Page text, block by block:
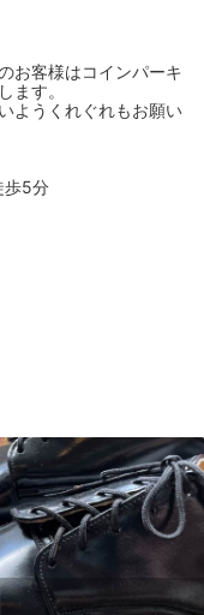
お客様はコインパーキ
ます。
ようくれぐれもお願い
歩5分